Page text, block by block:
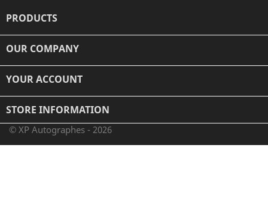
PRODUCTS
OUR COMPANY
YOUR ACCOUNT
STORE INFORMATION
© XP Autographes - 2026